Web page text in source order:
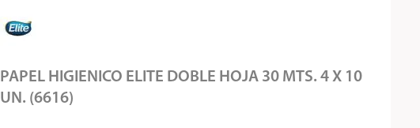
PAPEL HIGIENICO ELITE DOBLE HOJA 30 MTS. 4 X 10
UN. (6616)